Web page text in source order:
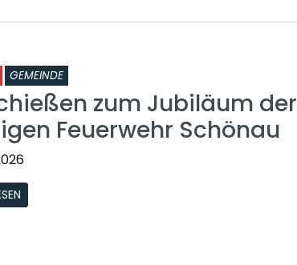
GEMEINDE
zum Jubiläum der
Feuerwehr Schönau